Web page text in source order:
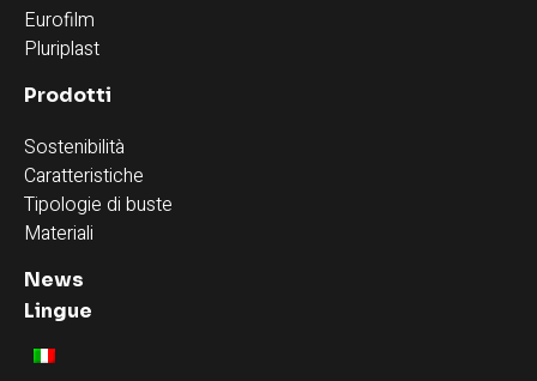
Eurofilm
Pluriplast
Prodotti
Sostenibilità
Caratteristiche
Tipologie di buste
Materiali
News
Lingue